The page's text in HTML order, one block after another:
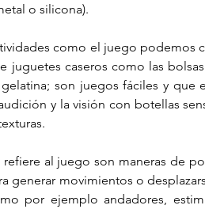
o silicona).
como el juego podemos
juguetes caseros como las
son juegos fáciles y
y la visión con botellas
al juego son maneras de
generar movimientos o
por ejemplo andadores,